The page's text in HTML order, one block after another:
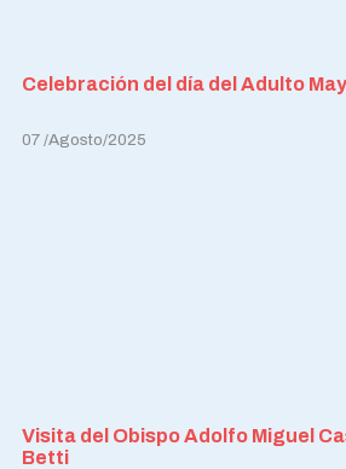
Celebración del día del Adulto
07 /Agosto/2025
Visita del Obispo Adolfo Miguel
Betti